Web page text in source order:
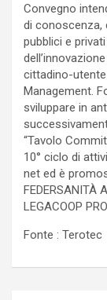
Convegno
di conoscenza,
pubblici e
cittadino-
Management.
sviluppare in
“Tavolo
10° ciclo di
net ed è
FEDERSANITÀ
LEGACOOP
Fonte : Terotec